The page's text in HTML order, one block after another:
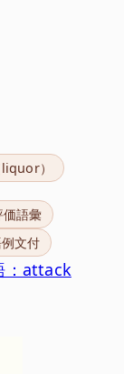
）
価語彙
文付
：attack